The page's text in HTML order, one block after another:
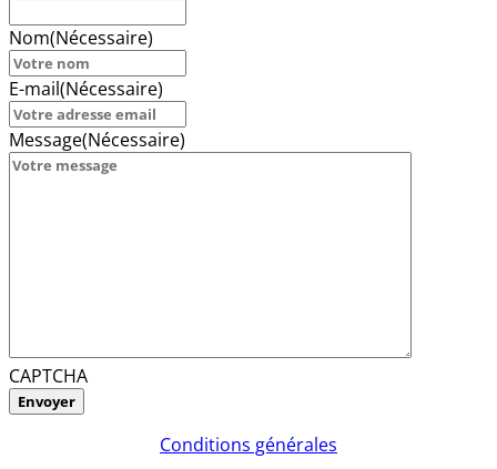
Nom(Nécessaire)
E-mail(Nécessaire)
Message(Nécessaire)
CAPTCHA
Conditions générales